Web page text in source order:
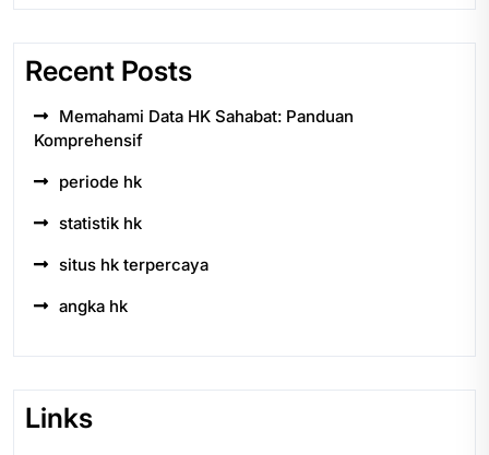
Recent Posts
Memahami Data HK Sahabat: Panduan
Komprehensif
periode hk
statistik hk
situs hk terpercaya
angka hk
Links